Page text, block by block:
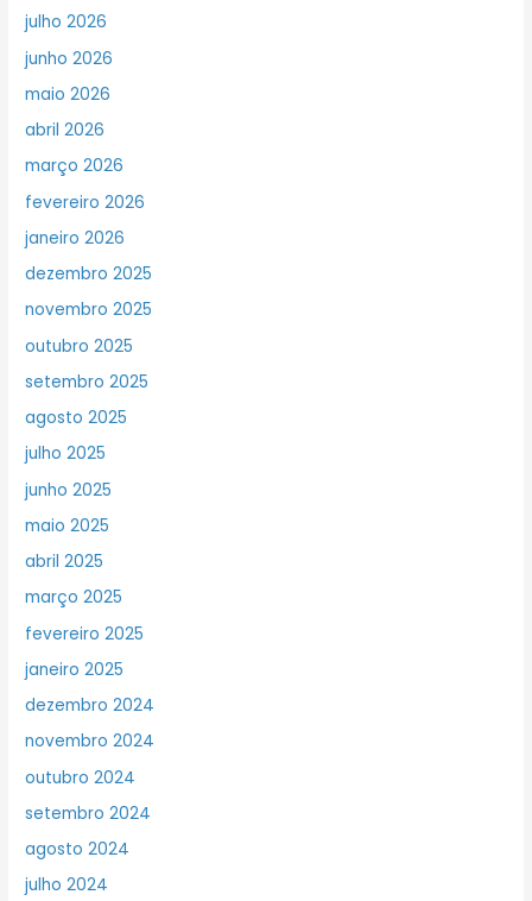
julho 2026
junho 2026
maio 2026
abril 2026
março 2026
fevereiro 2026
janeiro 2026
dezembro 2025
novembro 2025
outubro 2025
setembro 2025
agosto 2025
julho 2025
junho 2025
maio 2025
abril 2025
março 2025
fevereiro 2025
janeiro 2025
dezembro 2024
novembro 2024
outubro 2024
setembro 2024
agosto 2024
julho 2024